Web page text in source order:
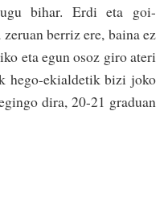
bihar. Erdi eta goi-
berriz ere, baina ez
eta egun osoz giro ateri
hego-ekialdetik bizi joko
dira, 20-21 graduan